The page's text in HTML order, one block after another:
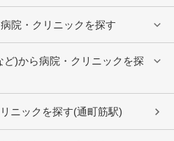
院・クリニックを探す
)から病院・クリニックを探
ニックを探す(通町筋駅)